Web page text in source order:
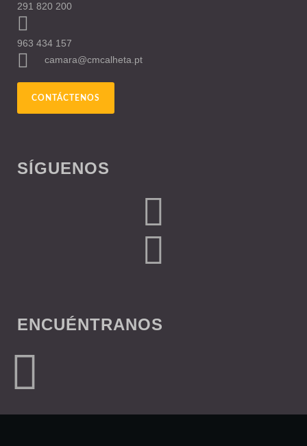
291 820 200
963 434 157
camara@cmcalheta.pt
CONTÁCTENOS
SÍGUENOS
ENCUÉNTRANOS